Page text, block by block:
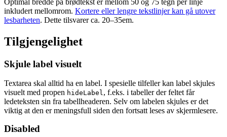
inkludert mellomrom. Kortere eller lengre tekstlinjer kan gå utover
lesbarheten. Dette tilsvarer ca. 20–35em.
Tilgjengelighet
Skjule label visuelt
Textarea skal alltid ha en label. I spesielle tilfeller kan label skjules
visuelt med propen hideLabel, f.eks. i tabeller der feltet får
ledeteksten sin fra tabellheaderen. Selv om labelen skjules er det
viktig at den er meningsfull siden den fortsatt leses av skjermlesere.
Disabled